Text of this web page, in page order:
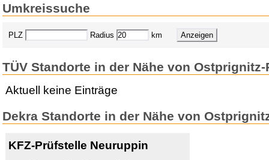
Umkreissuche
PLZ Radius km
TÜV Standorte in der Nähe von
Aktuell keine Einträge
Dekra Standorte in der Nähe von
KFZ-Prüfstelle Neuruppin